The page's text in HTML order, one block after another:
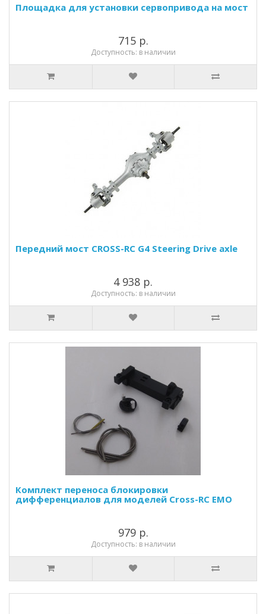
Площадка для установки сервопривода на мост
715 р.
Доступность: в наличии
Передний мост CROSS-RC G4 Steering Drive axle
4 938 р.
Доступность: в наличии
Комплект переноса блокировки
дифференциалов для моделей Cross-RC EMO
979 р.
Доступность: в наличии